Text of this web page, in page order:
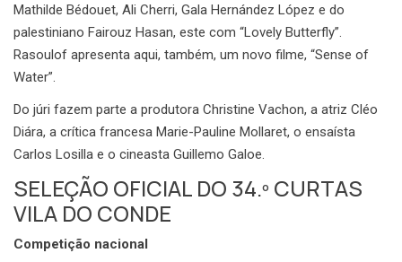
Mathilde Bédouet, Ali Cherri, Gala Hernández López e do
palestiniano Fairouz Hasan, este com “Lovely Butterfly”.
Rasoulof apresenta aqui, também, um novo filme, “Sense of
Water”.
Do júri fazem parte a produtora Christine Vachon, a atriz Cléo
Diára, a crítica francesa Marie-Pauline Mollaret, o ensaísta
Carlos Losilla e o cineasta Guillemo Galoe.
SELEÇÃO OFICIAL DO 34.º CURTAS
VILA DO CONDE
Competição nacional